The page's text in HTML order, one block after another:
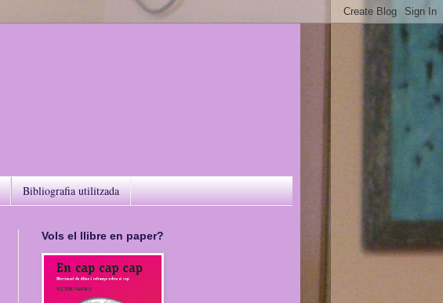
Bibliografia utilitzada
Vols el llibre en paper?